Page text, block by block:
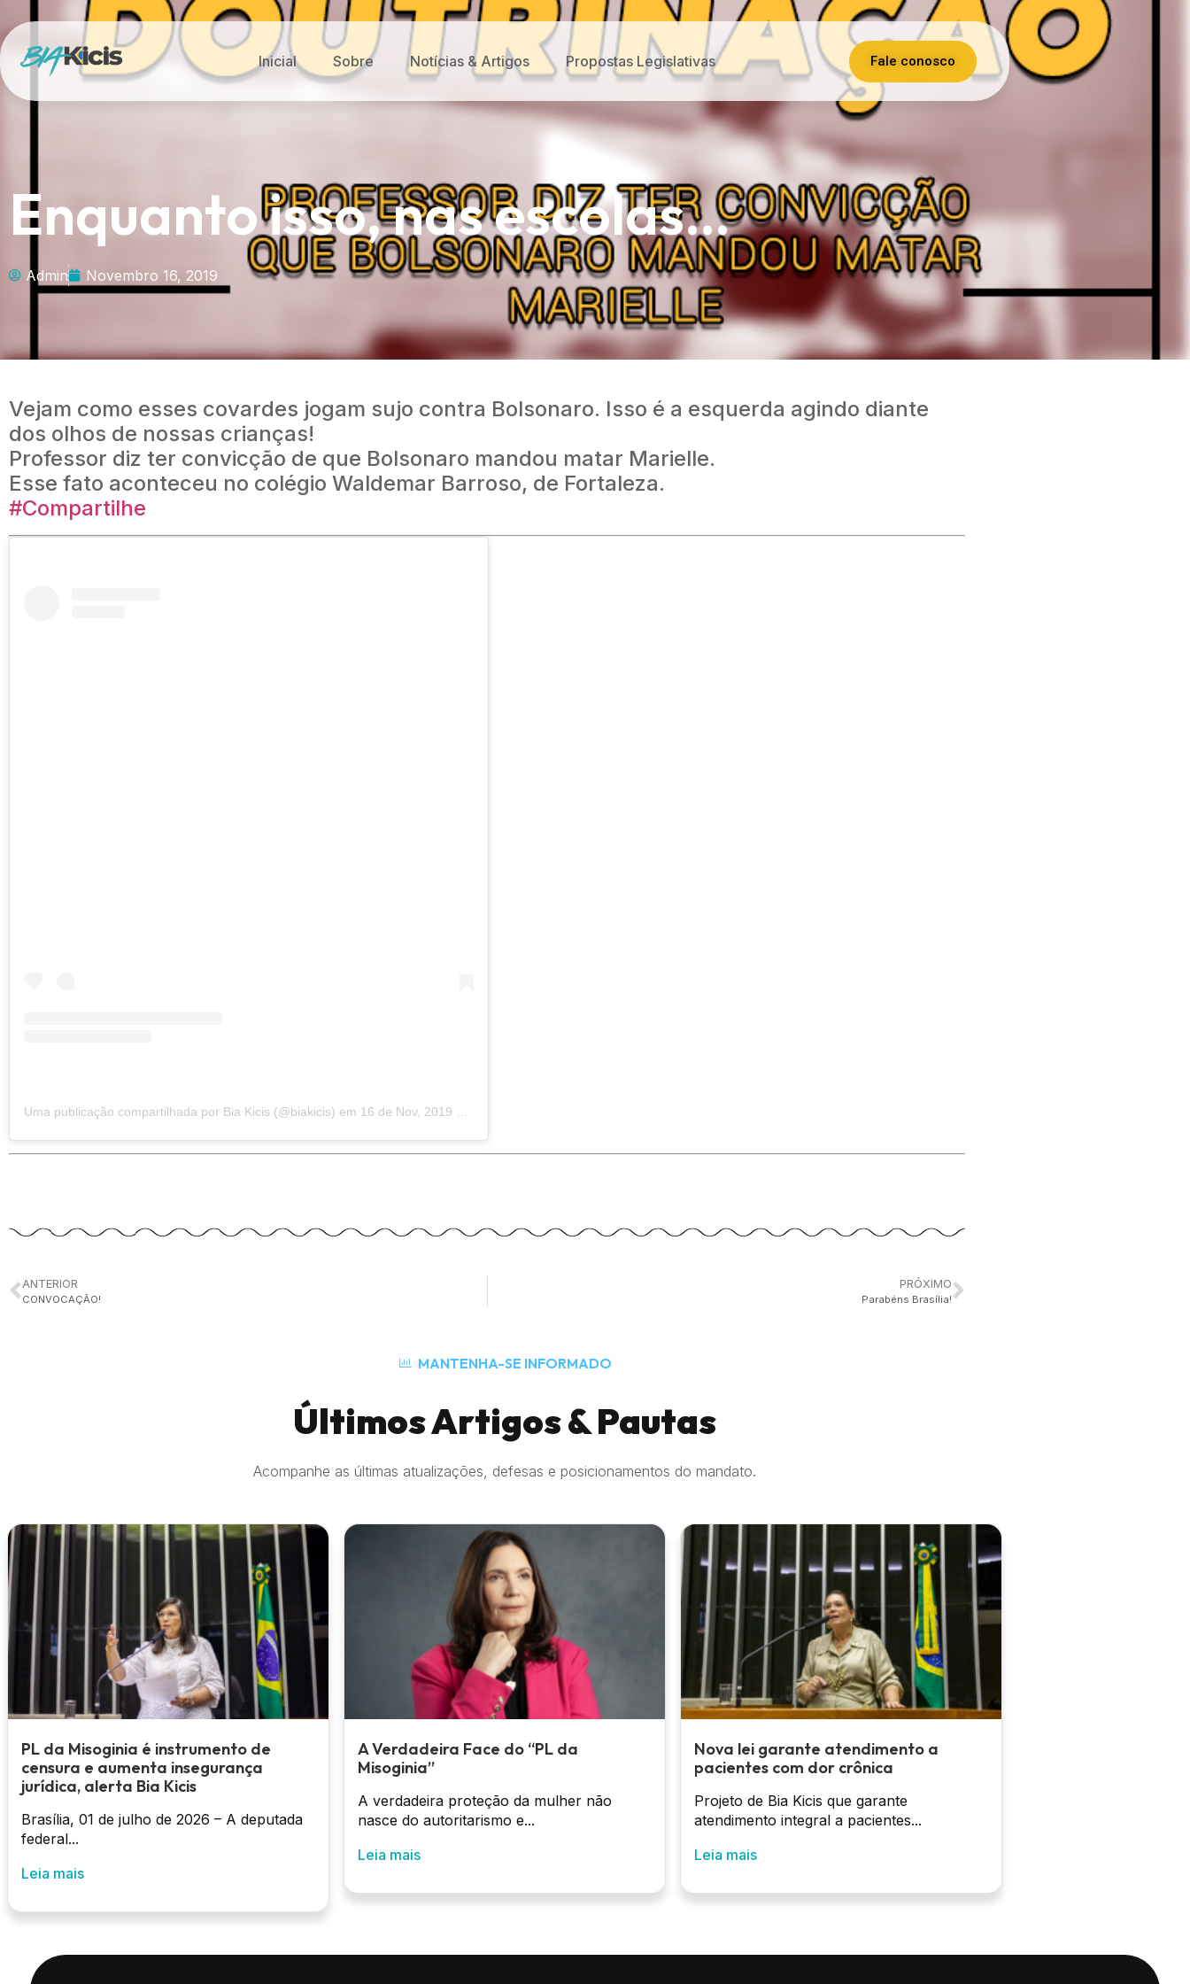
Enquanto isso, nas escolas…
Admin Novembro 16, 2019
Vejam como esses covardes jogam sujo contra Bolsonaro. Isso é a esquerda agindo diante
dos olhos de nossas crianças!
Professor diz ter convicção de que Bolsonaro mandou matar Marielle.
Esse fato aconteceu no colégio Waldemar Barroso, de Fortaleza.
#Compartilhe
Uma publicação compartilhada por Bia Kicis (@biakicis) em 16 de Nov, 2019 às 1:50 PST
ANTERIOR
CONVOCAÇÃO!
PRÓXIMO
Parabéns Brasília!
MANTENHA-SE INFORMADO
Últimos Artigos & Pautas
Acompanhe as últimas atualizações, defesas e posicionamentos do mandato.
PL da Misoginia é instrumento de
censura e aumenta insegurança
jurídica, alerta Bia Kicis
Brasília, 01 de julho de 2026 – A deputada
federal...
Leia mais
A Verdadeira Face do “PL da
Misoginia”
A verdadeira proteção da mulher não
nasce do autoritarismo e...
Leia mais
Nova lei garante atendimento a
pacientes com dor crônica
Projeto de Bia Kicis que garante
atendimento integral a pacientes...
Leia mais
Inicial Sobre Notícias & Artigos Propostas Legislativas Fale conosco